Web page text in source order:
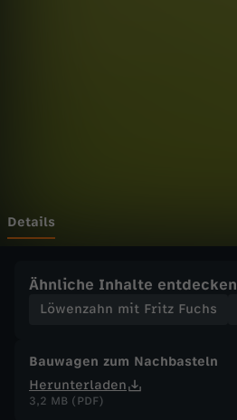
F
i
t
z
Details
Ähnliche Inhalte entdecken
Löwenzahn mit Fritz Fuchs
Bauwagen zum Nachbasteln
Herunterladen
3,2 MB (PDF)